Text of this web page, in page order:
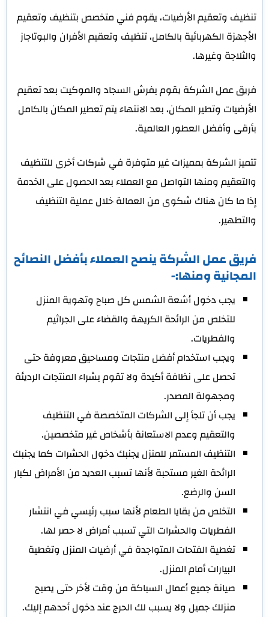
تنظيف وتعقيم الأرضيات، يقوم فني متخصص بتنظيف وتعقيم
الأجهزة الكهربائية بالكامل، تنظيف وتعقيم الأفران والبوتاجاز
والثلاجة وغيرها.
فريق عمل الشركة يقوم بفرش السجاد والموكيت بعد تعقيم
الأرضيات وتطير المكان، بعد الانتهاء يتم تعطير المكان بالكامل
بأرقى وأفضل العطور العالمية.
تتميز الشركة بمميزات غير متوفرة في شركات أخرى للتنظيف
والتعقيم ومنها التواصل مع العملاء بعد الحصول على الخدمة
إذا ما كان هناك شكوى من العمالة خلال عملية التنظيف
والتطهير.
فريق عمل الشركة ينصح العملاء بأفضل النصائح
المجانية ومنها:-
يجب دخول أشعة الشمس كل صباح وتهوية المنزل
للتخلص من الرائحة الكريهة والقضاء على الجراثيم
والفطريات.
ويجب استخدام أفضل منتجات ومساحيق معروفة حتى
تحصل على نظافة أكيدة ولا تقوم بشراء المنتجات الرديئة
ومجهولة المصدر.
يجب أن تلجأ إلى الشركات المتخصصة في التنظيف
والتعقيم وعدم الاستعانة بأشخاص غير متخصصين.
التنظيف المستمر للمنزل يجنبك دخول الحشرات كما يجنبك
الرائحة الغير مستحبة لأنها تسبب العديد من الأمراض لكبار
السن والرضع.
التخلص من بقايا الطعام لأنها سبب رئيسي في انتشار
الفطريات والحشرات التي تسبب أمراض لا حصر لها.
تغطية الفتحات المتواجدة في أرضيات المنزل وتغطية
البيارات أمام المنزل.
صيانة جميع أعمال السباكة من وقت لأخر حتى يصبح
منزلك جميل ولا يسبب لك الحرج عند دخول أحدهم إليك.